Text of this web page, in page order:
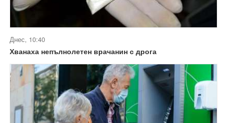
Днес, 10:40
Хванаха непълнолетен врачанин с дрога